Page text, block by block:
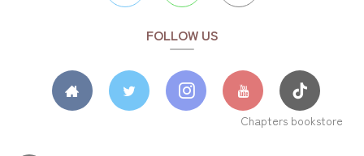
FOLLOW US
Chapters bookstore